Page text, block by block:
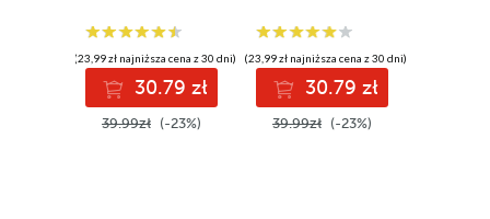
(23,99 zł najniższa cena z 30 dni)
30.79 zł
39.99zł (-23%)
(23,99 zł najniższa cena z 30 dni)
30.79 zł
39.99zł (-23%)